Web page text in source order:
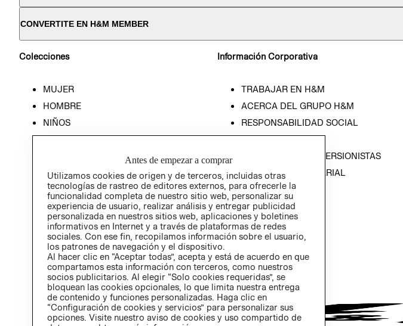
CONVERTITE EN H&M MEMBER
Colecciones
MUJER
HOMBRE
NIÑOS
HOME
Información Corporativa
TRABAJAR EN H&M
ACERCA DEL GRUPO H&M
RESPONSABILIDAD SOCIAL
PRENSA
RELACIÓN CON INVERSIONISTAS
POLÍTICA EMPRESARIAL
Antes de empezar a comprar
Utilizamos cookies de origen y de terceros, incluidas otras
tecnologías de rastreo de editores externos, para ofrecerle la
funcionalidad completa de nuestro sitio web, personalizar su
experiencia de usuario, realizar análisis y entregar publicidad
personalizada en nuestros sitios web, aplicaciones y boletines
informativos en Internet y a través de plataformas de redes
sociales. Con ese fin, recopilamos información sobre el usuario,
los patrones de navegación y el dispositivo.
Al hacer clic en “Aceptar todas”, acepta y está de acuerdo en que
compartamos esta información con terceros, como nuestros
socios publicitarios. Al elegir “Solo cookies requeridas”, se
bloquean las cookies opcionales, lo que limita nuestra entrega
de contenido y funciones personalizadas. Haga clic en
“Configuración de cookies y servicios” para personalizar sus
opciones. Visite nuestro aviso de cookies y uso compartido de